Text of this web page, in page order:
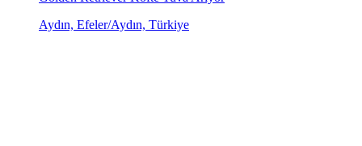
Aydın, Efeler/Aydın, Türkiye